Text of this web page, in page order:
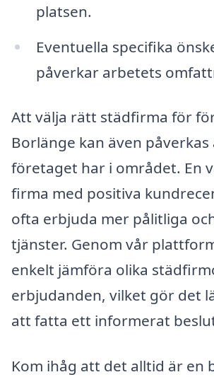
platsen.
Eventuella specifika
påverkar arbetets
Att välja rätt städfirma för
Borlänge kan även
företaget har i området. En
firma med positiva
ofta erbjuda mer pålitliga
tjänster. Genom vår
enkelt jämföra olika
erbjudanden, vilket gör det
att fatta ett informerat
Kom ihåg att det alltid är en